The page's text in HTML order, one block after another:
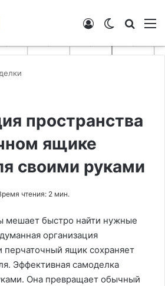
Switch skin
Войти
пространства
ящике
своими руками
чтения: 2 мин.
мешает быстро найти нужные
организация
перчаточный ящик сохраняет
Эффективная самоделка
Она превращает обычный